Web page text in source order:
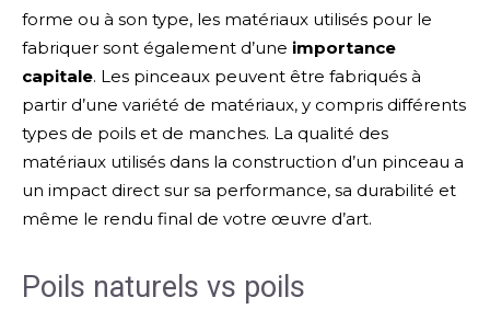
forme ou à son type, les matériaux utilisés pour le
fabriquer sont également d’une importance
capitale. Les pinceaux peuvent être fabriqués à
partir d’une variété de matériaux, y compris différents
types de poils et de manches. La qualité des
matériaux utilisés dans la construction d’un pinceau a
un impact direct sur sa performance, sa durabilité et
même le rendu final de votre œuvre d’art.
Poils naturels vs poils